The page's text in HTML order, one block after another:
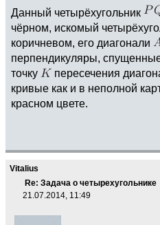
Данный четырёхугольник
чёрном, искомый
коричневом, его диагонали
перпендикуляры,
точку
пересечения
кривые как и в неполной
красном цвете.
Vitalius
Re: Задача о четырехугольнике
21.07.2014, 11:49